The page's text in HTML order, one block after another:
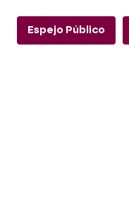
Espejo Público